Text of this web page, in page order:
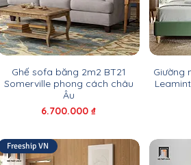
Ghế sofa băng 2m2 BT21
Somerville phong cách châu
Âu
Giá
6.700.000 ₫
Giường
Freeship VN